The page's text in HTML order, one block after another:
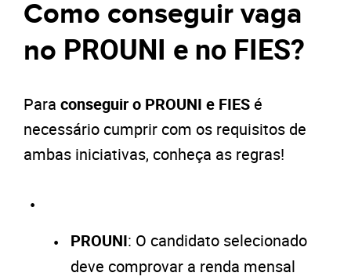
Como conseguir vaga
no PROUNI e no FIES?
Para conseguir o PROUNI e FIES é
necessário cumprir com os requisitos de
ambas iniciativas, conheça as regras!
PROUNI: O candidato selecionado
deve comprovar a renda mensal